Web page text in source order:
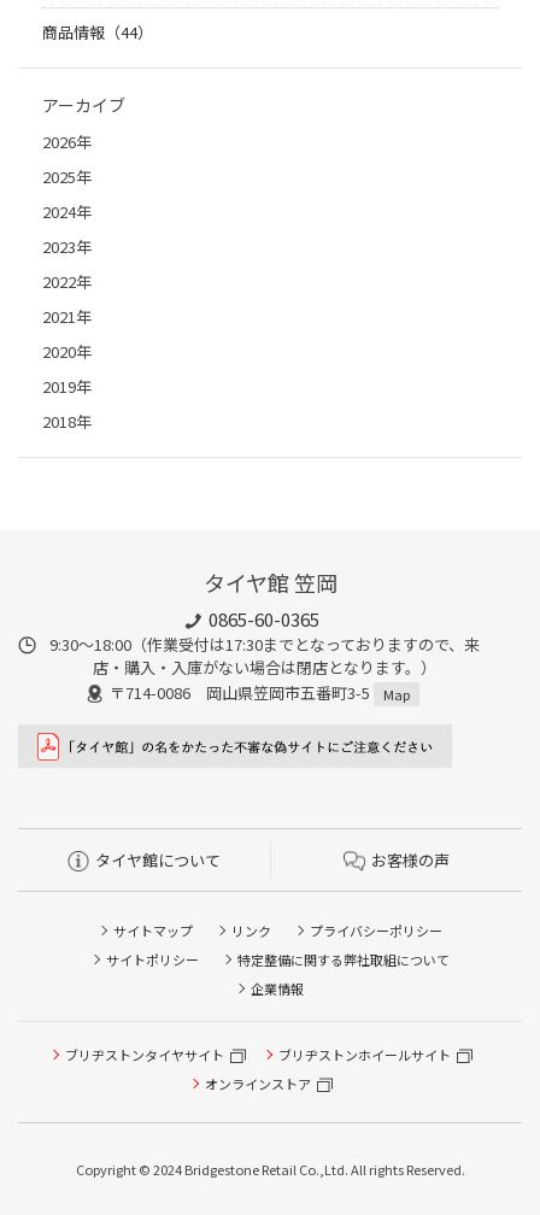
商品情報（44）
アーカイブ
2026年
2025年
2024年
2023年
2022年
2021年
2020年
2019年
2018年
タイヤ館 笠岡
0865-60-0365
9:30～18:00（作業受付は17:30までとなっておりますので、来
店・購入・入庫がない場合は閉店となります。）
〒714-0086 岡山県笠岡市五番町3-5
Map
タイヤ館について お客様の声
サイトマップ リンク
プライバシーポリシー
サイトポリシー
特定整備に関する弊社取組について
企業情報
ブリヂストンタイヤサイト
ブリヂストンホイールサイト
オンラインストア
Copyright © 2024 Bridgestone Retail Co.,Ltd. All rights Reserved.
タイヤ点検・安全点検/タイヤ履き替え/オイル交換/その他
ピット作業の予約
本日のタイヤ履き替え順番待ち予約 ※クローク契約会員の